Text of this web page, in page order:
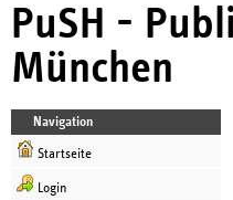
PuSH -
München
Navigation
Startseite
Login